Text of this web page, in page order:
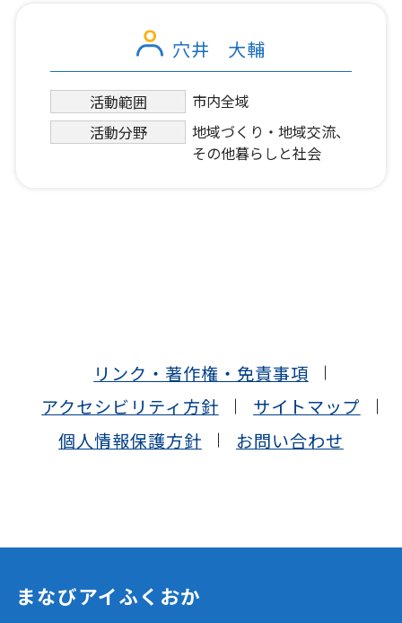
穴井 大輔
活動範囲
市内全域
活動分野
地域づくり・地域交流、
その他暮らしと社会
リンク・著作権・免責事項
アクセシビリティ方針
サイトマップ
個人情報保護方針
お問い合わせ
まなびアイふくおか